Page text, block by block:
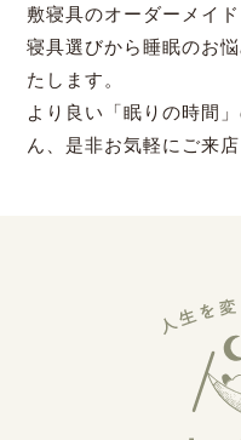
敷寝具のオーダーメイド
寝具選びから睡眠のお
たします。
より良い「眠りの時間
ん、是非お気軽にご来店